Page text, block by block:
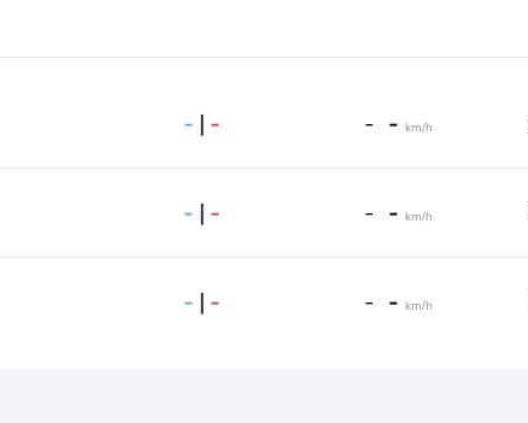
- | - - - km/h
- | - - - km/h
- | - - - km/h